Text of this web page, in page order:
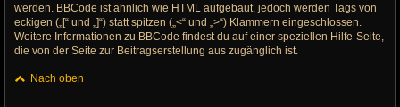
werden. BBCode ist ähnlich wie HTML aufgebaut, jedoch werden Tags von
eckigen („[“ und „]“) statt spitzen („<“ und „>“) Klammern eingeschlossen.
Weitere Informationen zu BBCode findest du auf einer speziellen Hilfe-Seite,
die von der Seite zur Beitragserstellung aus zugänglich ist.
Nach oben